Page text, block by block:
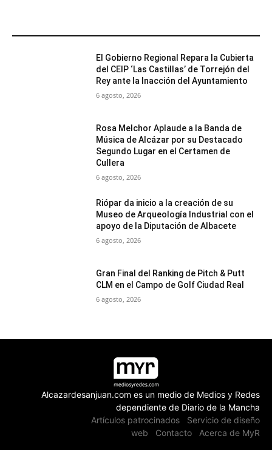
El Gobierno Regional Repara la Cubierta
del CEIP ‘Las Castillas’ de Torrejón del
Rey ante la Inacción del Ayuntamiento
6 agosto, 2026
Rosa Melchor Aplaude a la Banda de
Música de Alcázar por su Destacado
Segundo Lugar en el Certamen de
Cullera
6 agosto, 2026
Riópar da inicio a la creación de su
Museo de Arqueología Industrial con el
apoyo de la Diputación de Albacete
6 agosto, 2026
Gran Final del Ranking de Pitch & Putt
CLM en el Campo de Golf Ciudad Real
6 agosto, 2026
Alcazardesanjuan.com es un medio de Medios y Redes
dependiente de Diario de la Mancha
Artículos patrocinados
Servicio de diseño
web
Contacto Acerca de MyR